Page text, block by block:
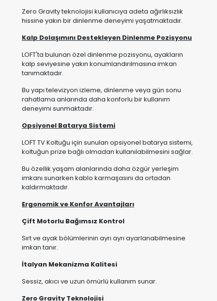
Zero Gravity teknolojisi kullanıcıya adeta ağırlıksızlık
hissine yakın bir dinlenme deneyimi yaşatmaktadır.
Kalp Dolaşımını Destekleyen Dinlenme Pozisyonu
LOFT'ta bulunan özel dinlenme pozisyonu, ayakların
kalp seviyesine yakın konumlandırılmasına imkan
tanımaktadır.
Bu yapı televizyon izleme, dinlenme veya gün sonu
rahatlama anlarında daha konforlu bir kullanım
deneyimi sunmaktadır.
Opsiyonel Batarya Sistemi
LOFT TV Koltuğu için sunulan opsiyonel batarya sistemi,
koltuğun prize bağlı olmadan kullanılabilmesini sağlar.
Bu özellik yaşam alanlarında daha özgür yerleşim
imkanı sunarken kablo karmaşasını da ortadan
kaldırmaktadır.
Ergonomik ve Konfor Avantajları
Çift Motorlu Bağımsız Kontrol
Sırt ve ayak bölümlerinin ayrı ayrı ayarlanabilmesine
imkan tanır.
İtalyan Mekanizma Kalitesi
Sessiz, akıcı ve uzun ömürlü kullanım sunar.
Zero Gravity Teknolojisi